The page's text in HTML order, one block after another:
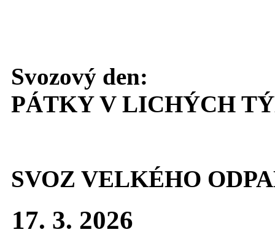
Svozový den:
PÁTKY V LICHÝCH
SVOZ VELKÉHO
17. 3. 2026